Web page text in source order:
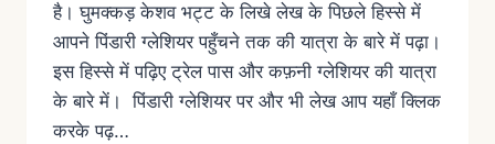
है। घुमक्कड़ केशव भट्ट के लिखे लेख के पिछले हिस्से में
आपने पिंडारी ग्लेशियर पहुँचने तक की यात्रा के बारे में पढ़ा।
इस हिस्से में पढ़िए ट्रेल पास और कफ़नी ग्लेशियर की यात्रा
के बारे में। पिंडारी ग्लेशियर पर और भी लेख आप यहाँ क्लिक
करके पढ़…